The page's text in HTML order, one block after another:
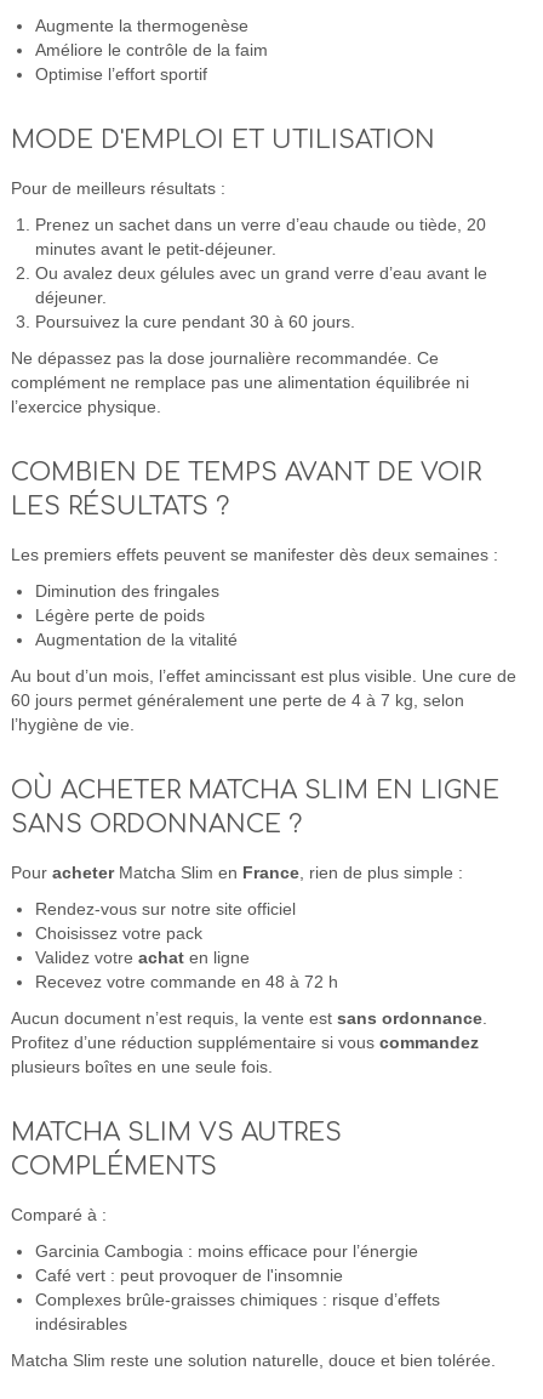
Augmente la thermogenèse
Améliore le contrôle de la faim
Optimise l’effort sportif
MODE D'EMPLOI ET UTILISATION
Pour de meilleurs résultats :
Prenez un sachet dans un verre d’eau chaude ou tiède, 20
minutes avant le petit-déjeuner.
Ou avalez deux gélules avec un grand verre d’eau avant le
déjeuner.
Poursuivez la cure pendant 30 à 60 jours.
Ne dépassez pas la dose journalière recommandée. Ce
complément ne remplace pas une alimentation équilibrée ni
l’exercice physique.
COMBIEN DE TEMPS AVANT DE VOIR
LES RÉSULTATS ?
Les premiers effets peuvent se manifester dès deux semaines :
Diminution des fringales
Légère perte de poids
Augmentation de la vitalité
Au bout d’un mois, l’effet amincissant est plus visible. Une cure de
60 jours permet généralement une perte de 4 à 7 kg, selon
l’hygiène de vie.
OÙ ACHETER MATCHA SLIM EN LIGNE
SANS ORDONNANCE ?
Pour acheterMatcha Slim en France, rien de plus simple :
Rendez-vous sur notre site officiel
Choisissez votre pack
Validez votre achaten ligne
Recevez votre commande en 48 à 72 h
Aucun document n’est requis, la vente est sans ordonnance.
Profitez d’une réduction supplémentaire si vous commandez
plusieurs boîtes en une seule fois.
MATCHA SLIM VS AUTRES
COMPLÉMENTS
Comparé à :
Garcinia Cambogia : moins efficace pour l’énergie
Café vert : peut provoquer de l'insomnie
Complexes brûle-graisses chimiques : risque d’effets
indésirables
Matcha Slim reste une solution naturelle, douce et bien tolérée.